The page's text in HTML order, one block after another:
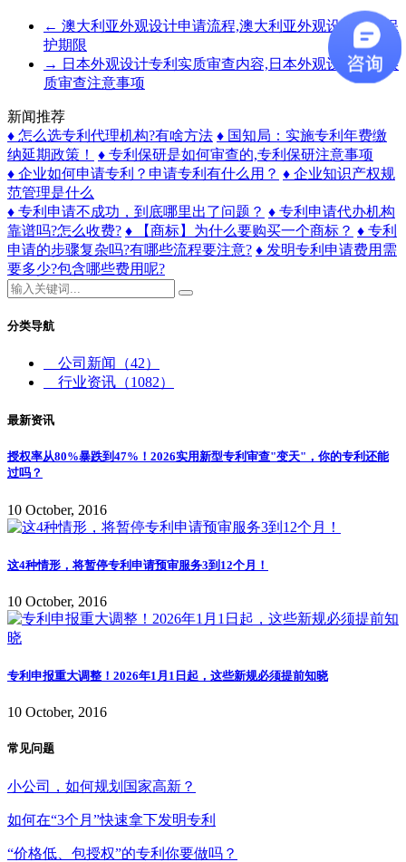
← 澳大利亚外观设计申请流程,澳大利亚外观设计专利保
护期限
→ 日本外观设计专利实质审查内容,日本外观设计专利实
质审查注意事项
新闻推荐
♦ 怎么选专利代理机构?有啥方法 ♦ 国知局：实施专利年费缴
纳延期政策！
♦ 专利保研是如何审查的,专利保研注意事项
♦ 企业如何申请专利？申请专利有什么用？ ♦ 企业知识产权规
范管理是什么
♦ 专利申请不成功，到底哪里出了问题？ ♦ 专利申请代办机构
靠谱吗?怎么收费? ♦ 【商标】为什么要购买一个商标？ ♦ 专利
申请的步骤复杂吗?有哪些流程要注意? ♦ 发明专利申请费用需
要多少?包含哪些费用呢?
分类导航
公司新闻
（42）
行业资讯 （1082）
最新资讯
授权率从80%暴跌到47%！2026实用新型专利审查"变天"，你的专利还能
过吗？
10 October, 2016
这4种情形，将暂停专利申请预审服务3到12个月！
10 October, 2016
专利申报重大调整！2026年1月1日起，这些新规必须提前知晓
10 October, 2016
常见问题
小公司，如何规划国家高新？
如何在“3个月”快速拿下发明专利
“价格低、包授权”的专利你要做吗？